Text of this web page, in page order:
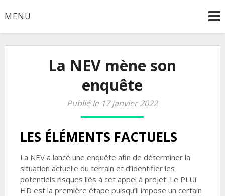
toMENU
La NEV mène son
enquête
Publié le 17 janvier 2022
LES ÉLÉMENTS FACTUELS
La NEV a lancé une enquête afin de déterminer la
situation actuelle du terrain et d’identifier les
potentiels risques liés à cet appel à projet. Le PLUi
HD est la première étape puisqu’il impose un certain